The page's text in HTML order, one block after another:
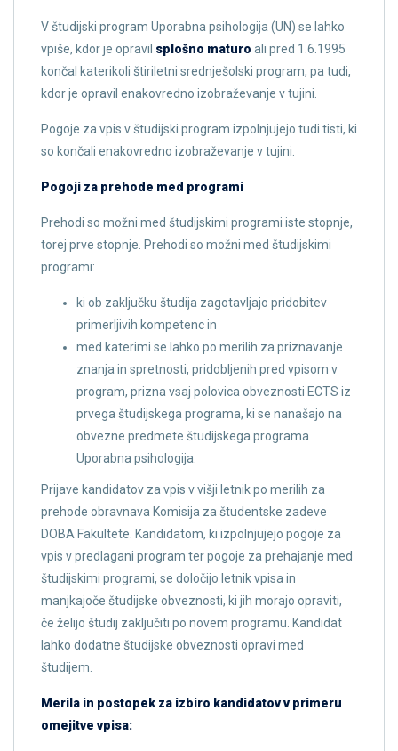
V študijski program Uporabna psihologija (UN) se lahko
vpiše, kdor je opravil splošno maturo ali pred 1.6.1995
končal katerikoli štiriletni srednješolski program, pa tudi,
kdor je opravil enakovredno izobraževanje v tujini.
Pogoje za vpis v študijski program izpolnjujejo tudi tisti, ki
so končali enakovredno izobraževanje v tujini.
Pogoji za prehode med programi
Prehodi so možni med študijskimi programi iste stopnje,
torej prve stopnje. Prehodi so možni med študijskimi
programi:
ki ob zaključku študija zagotavljajo pridobitev
primerljivih kompetenc in
med katerimi se lahko po merilih za priznavanje
znanja in spretnosti, pridobljenih pred vpisom v
program, prizna vsaj polovica obveznosti ECTS iz
prvega študijskega programa, ki se nanašajo na
obvezne predmete študijskega programa
Uporabna psihologija.
Prijave kandidatov za vpis v višji letnik po merilih za
prehode obravnava Komisija za študentske zadeve
DOBA Fakultete. Kandidatom, ki izpolnjujejo pogoje za
vpis v predlagani program ter pogoje za prehajanje med
študijskimi programi, se določijo letnik vpisa in
manjkajoče študijske obveznosti, ki jih morajo opraviti,
če želijo študij zaključiti po novem programu. Kandidat
lahko dodatne študijske obveznosti opravi med
študijem.
Merila in postopek za izbiro kandidatov v primeru
omejitve vpisa: